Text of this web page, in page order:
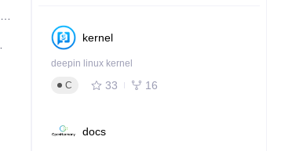
kernel
deepin linux kernel
C
33 16
docs